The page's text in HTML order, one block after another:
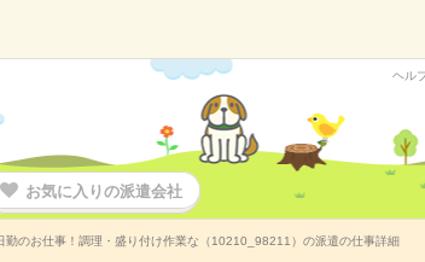
ヘル
お気に入りの派遣会社
勤のお仕事！調理・盛り付け作業な（10210_98211）の派遣の仕事詳細